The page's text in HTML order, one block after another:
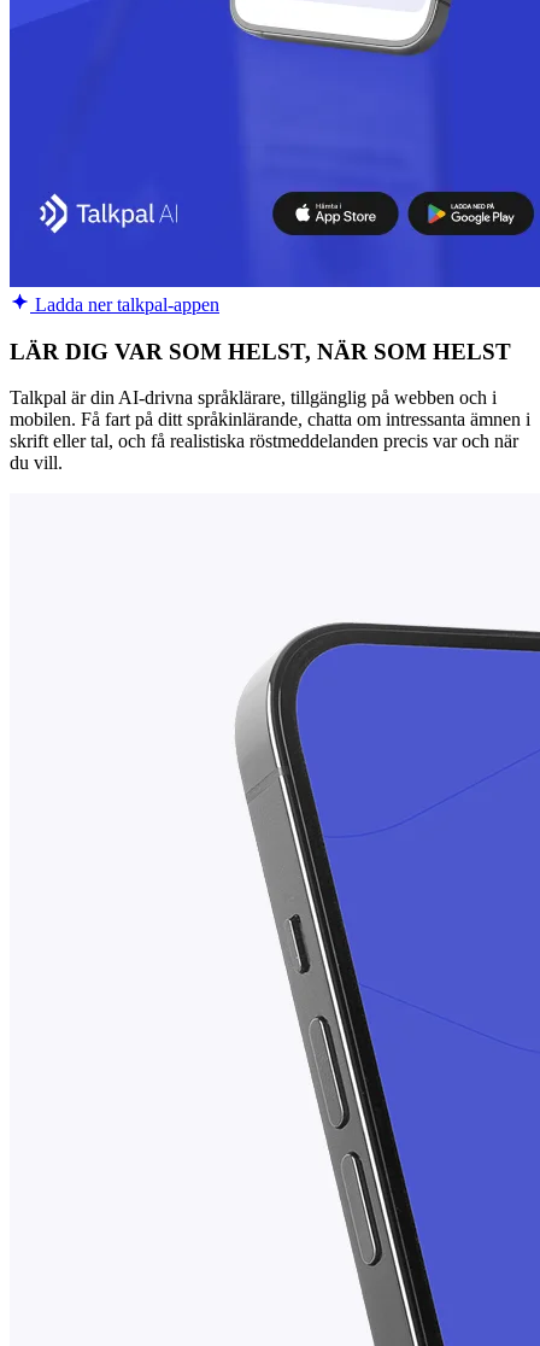
Ladda ner talkpal-appen
LÄR DIG VAR SOM HELST, NÄR SOM HELST
Talkpal är din AI-drivna språklärare, tillgänglig på webben och i
mobilen. Få fart på ditt språkinlärande, chatta om intressanta ämnen i
skrift eller tal, och få realistiska röstmeddelanden precis var och när
du vill.